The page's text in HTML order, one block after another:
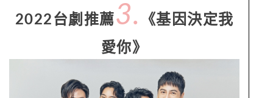
2022台劇推薦 3.
《基因決定我
愛你》